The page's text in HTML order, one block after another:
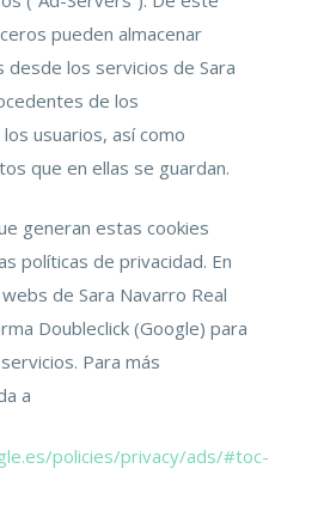
pueden almacenar
desde los servicios de Sara
de los
usuarios, así como
que en ellas se guardan.
generan estas cookies
políticas de privacidad. En
de Sara Navarro Real
Doubleclick (Google) para
Para más
a
policies/privacy/ads/#toc-